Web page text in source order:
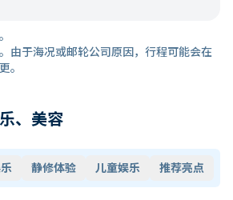
由于海况或邮轮公司原因，行程可能会在
。
、美容
静修体验 儿童娱乐 推荐亮点